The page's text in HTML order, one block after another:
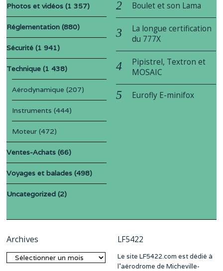
Photos et vidéos (1 357)
Réglementation (880)
Sécurité (1 941)
Technique (1 438)
Aérodynamique (207)
Instruments (444)
Moteur (472)
Ventes-Achats (66)
Voyages et balades (498)
Uncategorized (2)
Boulet et son Lama
La longue certification
du 777X
Pipistrel, Textron et
MOSAIC
Eurofly E-minifox
Archives
Archives
LF5422
Le site LF5422.com est dédié à
l’aérodrome de Micheville-